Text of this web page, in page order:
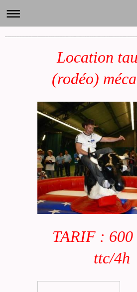
Location
(rodéo)
TARIF : 600
ttc/4h